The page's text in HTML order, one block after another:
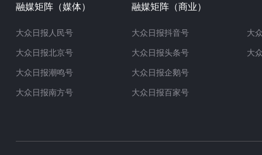
融媒矩阵（媒体）
大众日报人民号
大众日报北京号
大众日报潮鸣号
大众日报南方号
融媒矩阵（商业）
大众日报抖音号
大众日报头条号
大众日报企鹅号
大众日报百家号
大
大